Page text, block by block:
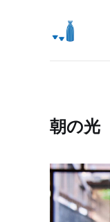
朝の光